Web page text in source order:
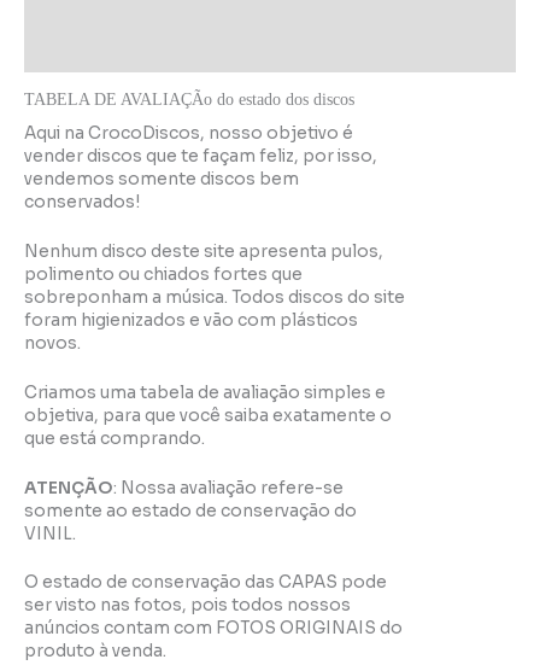
TABELA DE AVALIAÇÃo do estado dos discos
Aqui na CrocoDiscos, nosso objetivo é
vender discos que te façam feliz, por isso,
vendemos somente discos bem
conservados!
Nenhum disco deste site apresenta pulos,
polimento ou chiados fortes que
sobreponham a música. Todos discos do site
foram higienizados e vão com plásticos
novos.
Criamos uma tabela de avaliação simples e
objetiva, para que você saiba exatamente o
que está comprando.
ATENÇÃO: Nossa avaliação refere-se
somente ao estado de conservação do
VINIL.
O estado de conservação das CAPAS pode
ser visto nas fotos, pois todos nossos
anúncios contam com FOTOS ORIGINAIS do
produto à venda.